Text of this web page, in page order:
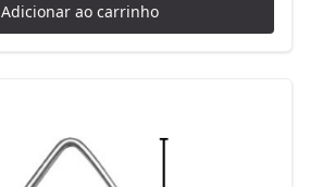
Adicionar ao carrinho